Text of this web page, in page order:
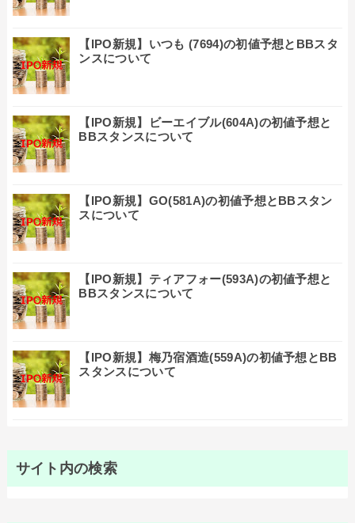
【IPO新規】いつも (7694)の初値予想とBBスタ
ンスについて
【IPO新規】ビーエイブル(604A)の初値予想と
BBスタンスについて
【IPO新規】GO(581A)の初値予想とBBスタン
スについて
【IPO新規】ティアフォー(593A)の初値予想と
BBスタンスについて
【IPO新規】梅乃宿酒造(559A)の初値予想とBB
スタンスについて
サイト内の検索